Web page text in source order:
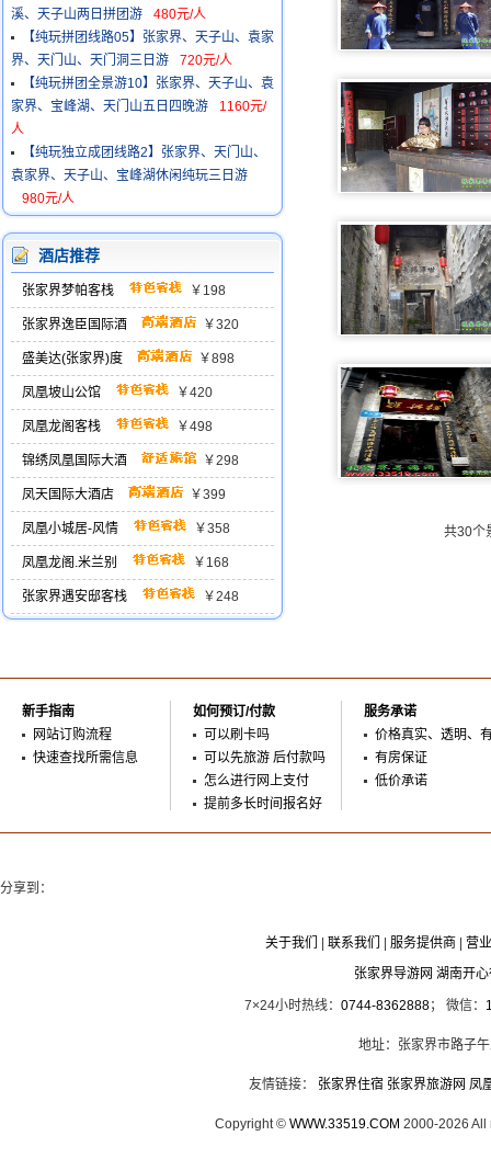
共30个
溪、天子山两日拼团游
480元/人
【纯玩拼团线路05】张家界、天子山、袁家
界、天门山、天门洞三日游
720元/人
【纯玩拼团全景游10】张家界、天子山、袁
家界、宝峰湖、天门山五日四晚游
1160元/
人
【纯玩独立成团线路2】张家界、天门山、
袁家界、天子山、宝峰湖休闲纯玩三日游
980元/人
酒店推荐
张家界梦帕客栈 ￥198
张家界逸臣国际酒 ￥320
盛美达(张家界)度 ￥898
凤凰坡山公馆 ￥420
凤凰龙阁客栈 ￥498
锦绣凤凰国际大酒 ￥298
凤天国际大酒店 ￥399
凤凰小城居-风情 ￥358
凤凰龙阁.米兰别 ￥168
张家界遇安邸客栈 ￥248
新手指南
网站订购流程
快速查找所需信息
如何预订/付款
可以刷卡吗
可以先旅游 后付款吗
怎么进行网上支付
提前多长时间报名好
服务承诺
价格真实、透明、
有房保证
低价承诺
分享到：
关于我们 联系我们 服务提供商
营
张家界导游网 湖南开
7×24小时热线： 0744-8362888； 微信：
地址：张家界市路子
友情链接： 张家界住宿 张家界旅游网 凤
Copyright © WWW.33519.COM 2000-2026 All